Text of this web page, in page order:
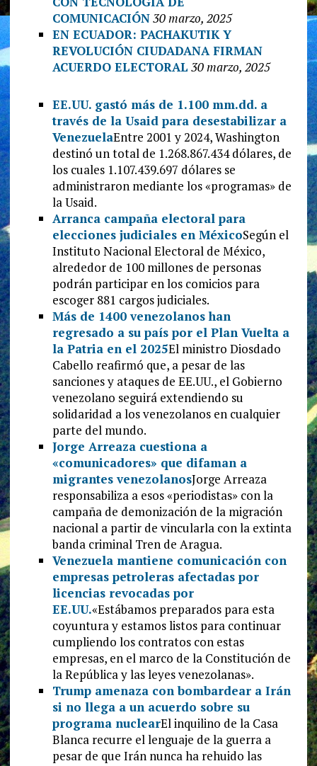
COMUNICACIÓN30 marzo, 2025
EN ECUADOR: PACHAKUTIK Y
REVOLUCIÓN CIUDADANA FIRMAN
ACUERDO ELECTORAL 30 marzo, 2025
EE.UU. gastó más de 1.100 mm.dd. a
través de la Usaid para desestabilizar a
VenezuelaEntre 2001 y 2024, Washington
destinó un total de 1.268.867.434 dólares, de
los cuales 1.107.439.697 dólares se
administraron mediante los «programas» de
la Usaid.
Arranca campaña electoral para
elecciones judiciales en MéxicoSegún el
Instituto Nacional Electoral de México,
alrededor de 100 millones de personas
podrán participar en los comicios para
escoger 881 cargos judiciales.
Más de 1400 venezolanos han
regresado a su país por el Plan Vuelta a
la Patria en el 2025El ministro Diosdado
Cabello reafirmó que, a pesar de las
sanciones y ataques de EE.UU., el Gobierno
venezolano seguirá extendiendo su
solidaridad a los venezolanos en cualquier
parte del mundo.
Jorge Arreaza cuestiona a
«comunicadores» que difaman a
migrantes venezolanosJorge Arreaza
responsabiliza a esos «periodistas» con la
campaña de demonización de la migración
nacional a partir de vincularla con la extinta
banda criminal Tren de Aragua.
Venezuela mantiene comunicación con
empresas petroleras afectadas por
licencias revocadas por
EE.UU.«Estábamos preparados para esta
coyuntura y estamos listos para continuar
cumpliendo los contratos con estas
empresas, en el marco de la Constitución de
la República y las leyes venezolanas».
Trump amenaza con bombardear a Irán
si no llega a un acuerdo sobre su
programa nuclearEl inquilino de la Casa
Blanca recurre el lenguaje de la guerra a
pesar de que Irán nunca ha rehuido las